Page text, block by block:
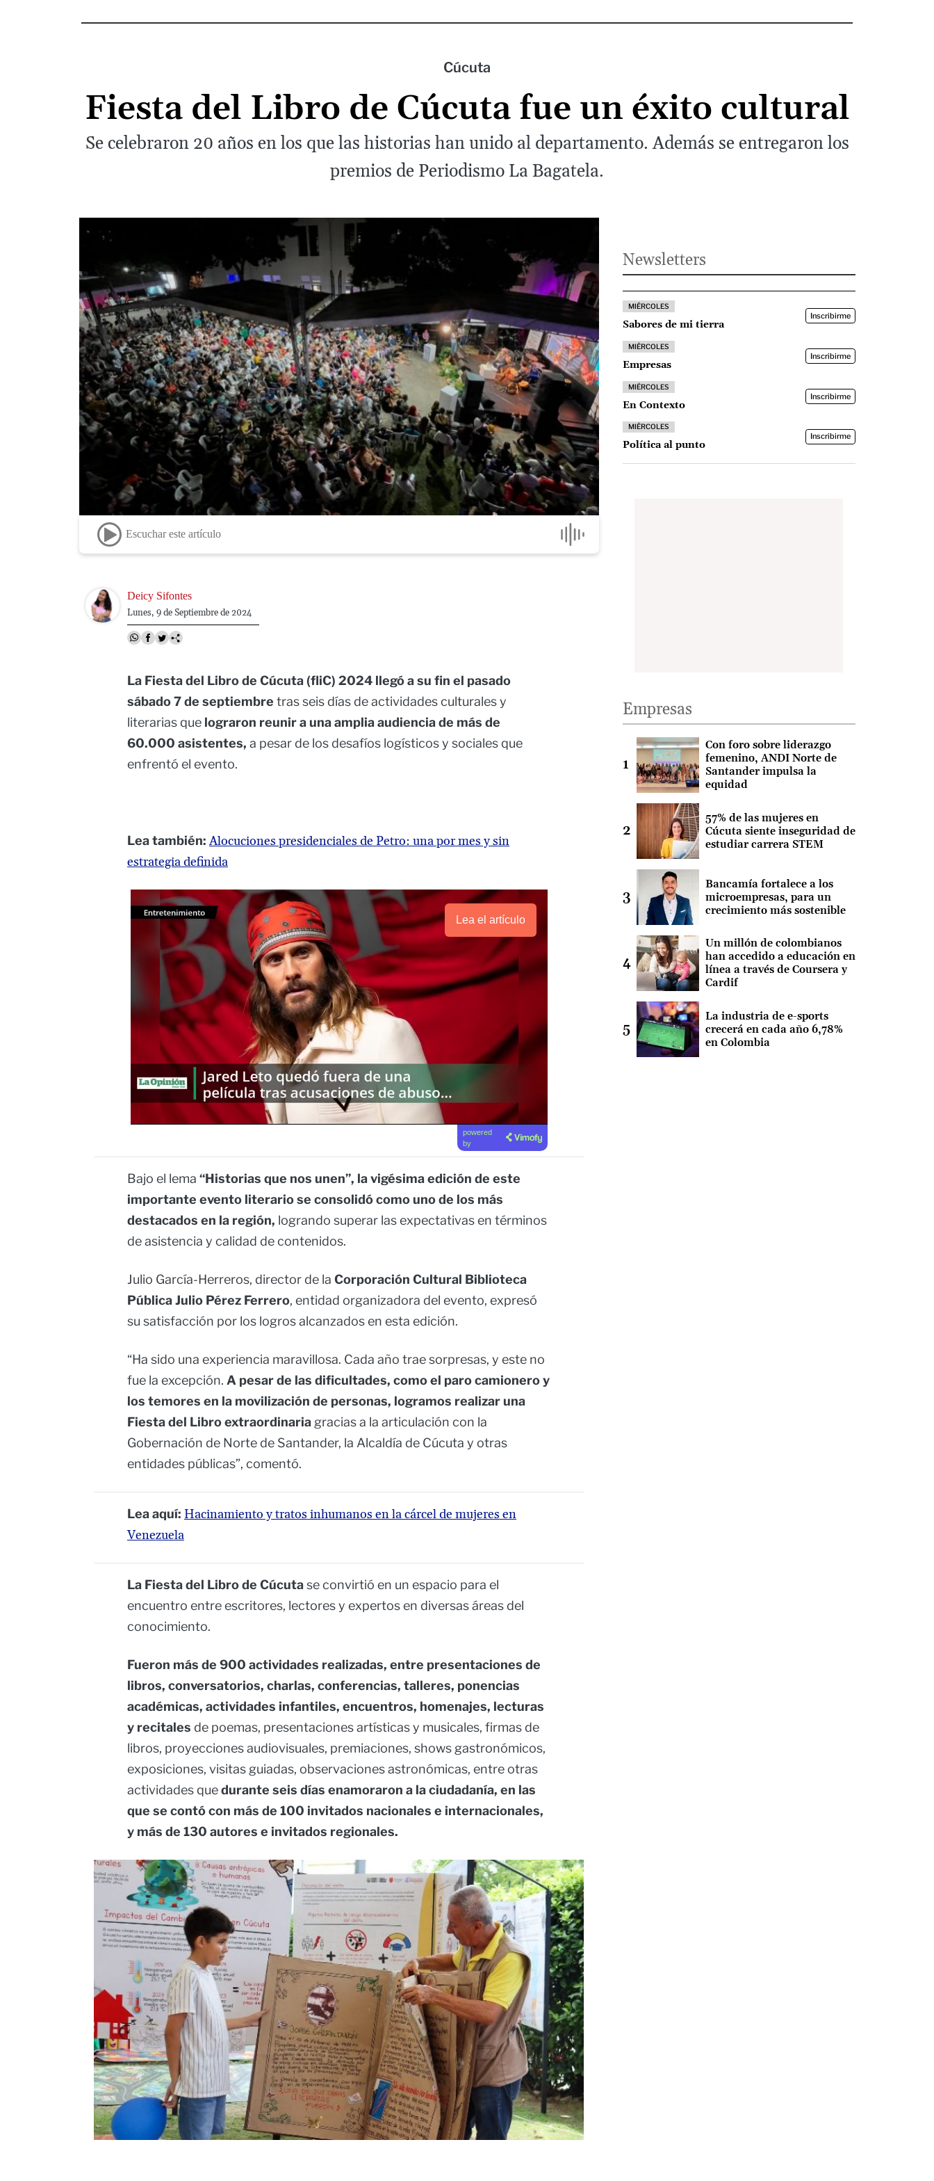
Cúcuta
Fiesta del Libro de Cúcuta fue un éxito cultural
Se celebraron 20 años en los que las historias han unido al departamento. Además se entregaron los
premios de Periodismo La Bagatela.
Escuchar este artículo
Image Deicy Sifontes
Lunes, 9 de Septiembre de 2024
La Fiesta del Libro de Cúcuta (fliC) 2024 llegó a su fin el pasado
sábado 7 de septiembre tras seis días de actividades culturales y
literarias que lograron reunir a una amplia audiencia de más de
60.000 asistentes, a pesar de los desafíos logísticos y sociales que
enfrentó el evento.
Lea también: Alocuciones presidenciales de Petro: una por mes y sin
estrategia definida
Lea el artículo
powered
by
Bajo el lema “Historias que nos unen”, la vigésima edición de este
importante evento literario se consolidó como uno de los más
destacados en la región, logrando superar las expectativas en términos
de asistencia y calidad de contenidos.
Julio García-Herreros, director de la Corporación Cultural Biblioteca
Pública Julio Pérez Ferrero, entidad organizadora del evento, expresó
su satisfacción por los logros alcanzados en esta edición.
“Ha sido una experiencia maravillosa. Cada año trae sorpresas, y este no
fue la excepción. A pesar de las dificultades, como el paro camionero y
los temores en la movilización de personas, logramos realizar una
Fiesta del Libro extraordinaria gracias a la articulación con la
Gobernación de Norte de Santander, la Alcaldía de Cúcuta y otras
entidades públicas”, comentó.
Lea aquí: Hacinamiento y tratos inhumanos en la cárcel de mujeres en
Venezuela
La Fiesta del Libro de Cúcutase convirtió en un espacio para el
encuentro entre escritores, lectores y expertos en diversas áreas del
conocimiento.
Fueron más de 900 actividades realizadas, entre presentaciones de
libros, conversatorios, charlas, conferencias, talleres, ponencias
académicas, actividades infantiles, encuentros, homenajes, lecturas
y recitales de poemas, presentaciones artísticas y musicales, firmas de
libros, proyecciones audiovisuales, premiaciones, shows gastronómicos,
exposiciones, visitas guiadas, observaciones astronómicas, entre otras
actividades quedurante seis días enamoraron a la ciudadanía, en las
que se contó con más de 100 invitados nacionales e internacionales,
y más de 130 autores e invitados regionales.
Newsletters
MIÉRCOLES
Sabores de mi tierra
Inscribirme
MIÉRCOLES
Empresas
Inscribirme
MIÉRCOLES
En Contexto
Inscribirme
MIÉRCOLES
Política al punto
Inscribirme
Empresas
Con foro sobre liderazgo
femenino, ANDI Norte de
Santander impulsa la
equidad
57% de las mujeres en
Cúcuta siente inseguridad de
estudiar carrera STEM
Bancamía fortalece a los
microempresas, para un
crecimiento más sostenible
Un millón de colombianos
han accedido a educación en
línea a través de Coursera y
Cardif
La industria de e-sports
crecerá en cada año 6,78%
en Colombia